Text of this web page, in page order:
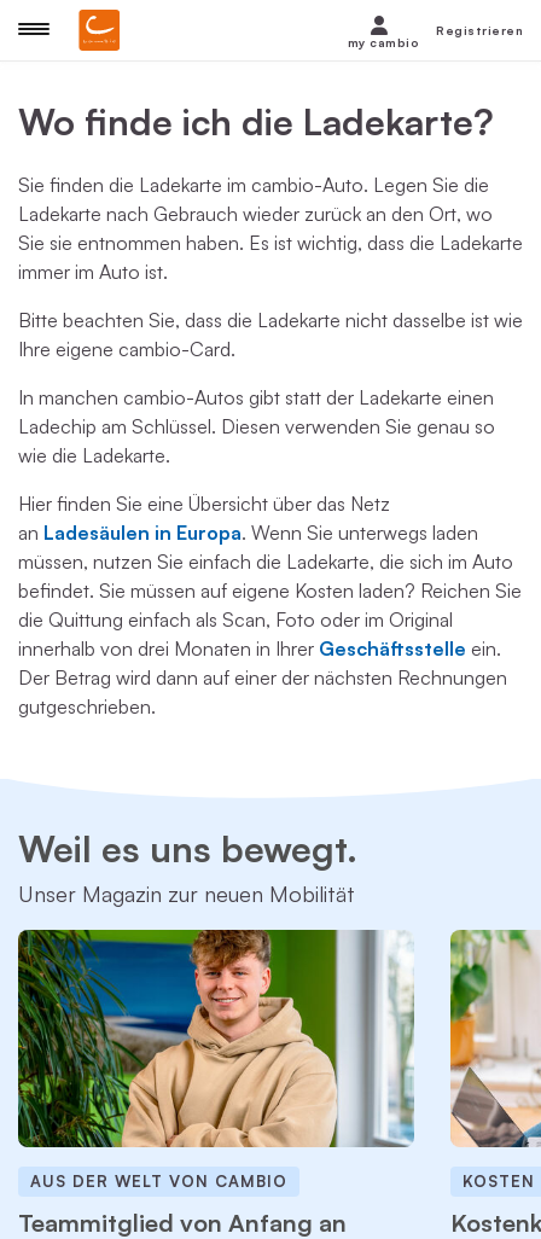
Wo finde ich die Ladekarte?
Sie finden die Ladekarte im cambio-Auto. Legen Sie die
Ladekarte nach Gebrauch wieder zurück an den Ort, wo
Sie sie entnommen haben. Es ist wichtig, dass die Ladekarte
immer im Auto ist.
Bitte beachten Sie, dass die Ladekarte nicht dasselbe ist wie
Ihre eigene cambio-Card.
In manchen cambio-Autos gibt statt der Ladekarte einen
Ladechip am Schlüssel. Diesen verwenden Sie genau so
wie die Ladekarte.
Hier finden Sie eine Übersicht über das Netz
an Ladesäulen in Europa. Wenn Sie unterwegs laden
müssen, nutzen Sie einfach die Ladekarte, die sich im Auto
befindet. Sie müssen auf eigene Kosten laden? Reichen Sie
die Quittung einfach als Scan, Foto oder im Original
innerhalb von drei Monaten in Ihrer Geschäftsstelle ein.
Der Betrag wird dann auf einer der nächsten Rechnungen
gutgeschrieben.
Weil es uns bewegt.
Unser Magazin zur neuen Mobilität
AUS DER WELT VON CAMBIO
Teammitglied von Anfang an
KOSTEN
my cambio
Registrieren